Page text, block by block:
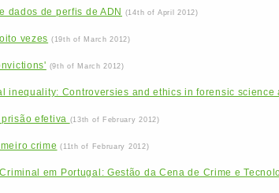
dados de perfis de ADN (14th of April 2012)
vezes (19th of March 2012)
(9th of March 2012)
inequality: Controversies and ethics in forensic science
efetiva (13th of February 2012)
crime (11th of February 2012)
em Portugal: Gestão da Cena de Crime e